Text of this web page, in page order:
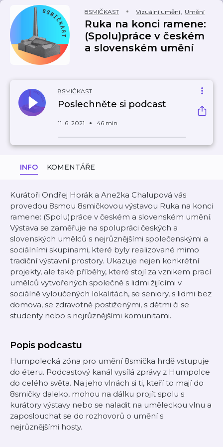
8SMIČKAST Vizuální umění, Umění
Ruka na konci ramene:
(Spolu)práce v českém
a slovenském umění
8SMIČKAST
Poslechněte si podcast
11. 6. 2021 46 min
INFO KOMENTÁŘE
Kurátoři Ondřej Horák a Anežka Chalupová vás
provedou 8smou 8smičkovou výstavou Ruka na konci
ramene: (Spolu)práce v českém a slovenském umění.
Výstava se zaměřuje na spolupráci českých a
slovenských umělců s nejrůznějšími společenskými a
sociálními skupinami, které byly realizované mimo
tradiční výstavní prostory. Ukazuje nejen konkrétní
projekty, ale také příběhy, které stojí za vznikem prací
umělců vytvořených společně s lidmi žijícími v
sociálně vyloučených lokalitách, se seniory, s lidmi bez
domova, se zdravotně postiženými, s dětmi či se
studenty nebo s nejrůznějšími komunitami.
Popis podcastu
Humpolecká zóna pro umění 8smička hrdě vstupuje
do éteru. Podcastový kanál vysílá zprávy z Humpolce
do celého světa. Na jeho vlnách si ti, kteří to mají do
8smičky daleko, mohou na dálku projít spolu s
kurátory výstavy nebo se naladit na uměleckou vlnu a
zaposlouchat se do rozhovorů o umění s
nejrůznějšími hosty.